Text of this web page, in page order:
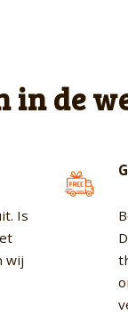
in de
Is
wij